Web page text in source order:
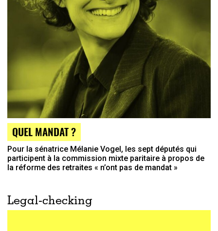
QUEL MANDAT ?
Pour la sénatrice Mélanie Vogel, les sept députés qui
participent à la commission mixte paritaire à propos de
la réforme des retraites « n’ont pas de mandat »
Legal-checking